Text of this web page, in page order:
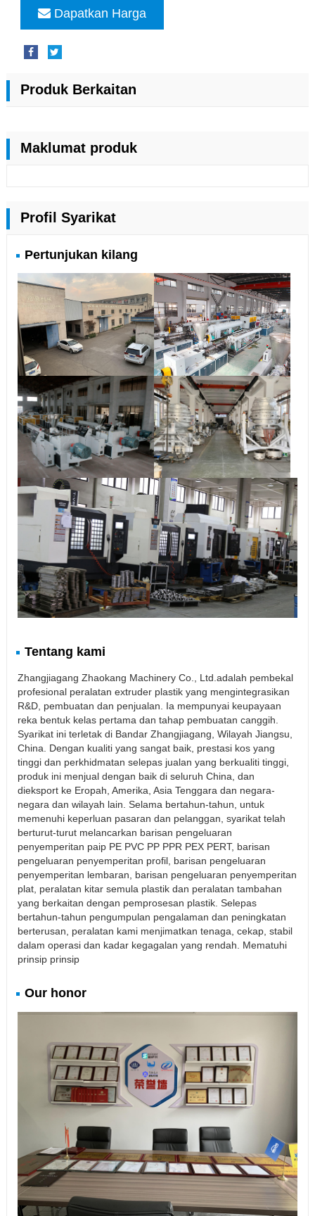
Dapatkan Harga
Produk Berkaitan
Maklumat produk
Profil Syarikat
Pertunjukan kilang
Tentang kami
Zhangjiagang Zhaokang Machinery Co., Ltd.adalah pembekal
profesional peralatan extruder plastik yang mengintegrasikan
R&D, pembuatan dan penjualan. Ia mempunyai keupayaan
reka bentuk kelas pertama dan tahap pembuatan canggih.
Syarikat ini terletak di Bandar Zhangjiagang, Wilayah Jiangsu,
China. Dengan kualiti yang sangat baik, prestasi kos yang
tinggi dan perkhidmatan selepas jualan yang berkualiti tinggi,
produk ini menjual dengan baik di seluruh China, dan
dieksport ke Eropah, Amerika, Asia Tenggara dan negara-
negara dan wilayah lain. Selama bertahun-tahun, untuk
memenuhi keperluan pasaran dan pelanggan, syarikat telah
berturut-turut melancarkan barisan pengeluaran
penyemperitan paip PE PVC PP PPR PEX PERT, barisan
pengeluaran penyemperitan profil, barisan pengeluaran
penyemperitan lembaran, barisan pengeluaran penyemperitan
plat, peralatan kitar semula plastik dan peralatan tambahan
yang berkaitan dengan pemprosesan plastik. Selepas
bertahun-tahun pengumpulan pengalaman dan peningkatan
berterusan, peralatan kami menjimatkan tenaga, cekap, stabil
dalam operasi dan kadar kegagalan yang rendah. Mematuhi
prinsip prinsip
Our honor